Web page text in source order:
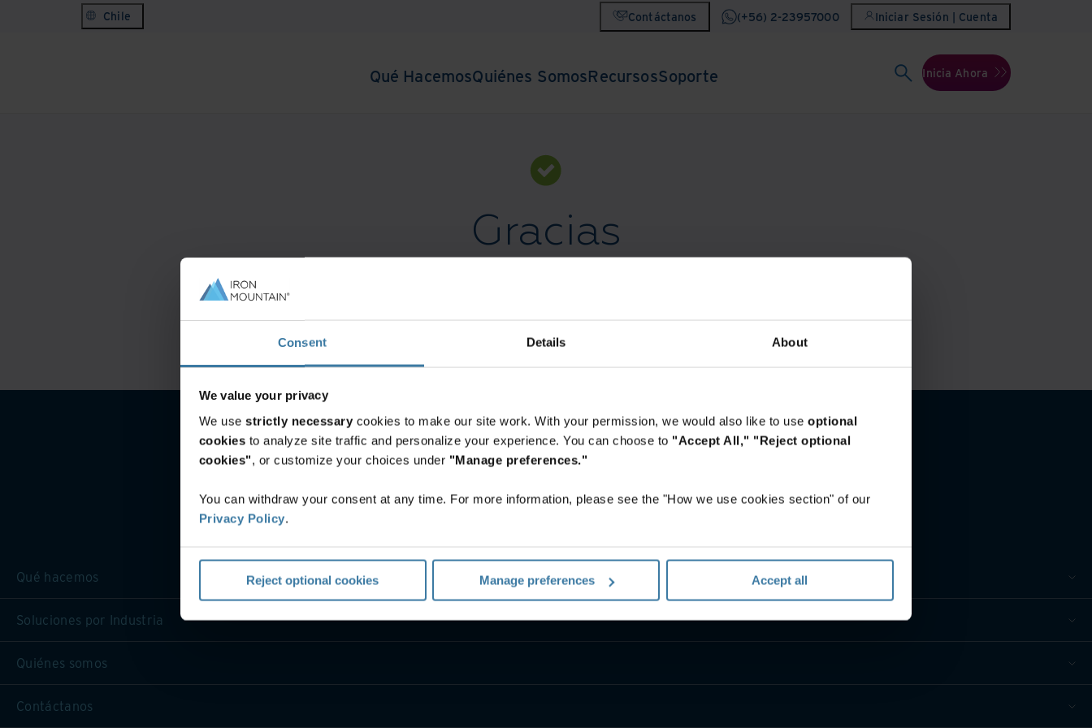
Consent Details About
We value your privacy
We use strictly necessary cookies to make our site work. With your permission, we would also like to use optional
cookies to analyze site traffic and personalize your experience. You can choose to "Accept All," "Reject optional
cookies", or customize your choices under "Manage preferences."
You can withdraw your consent at any time. For more information, please see the "How we use cookies section" of our
Privacy Policy.
Reject optional cookies Manage preferences Accept all
Chile Contáctanos (+56) 2-23957000 Iniciar Sesión | Cuenta
Qué HacemosQuiénes SomosRecursosSoporte Inicia Ahora
Gracias
Para obtener asistencia de Servicio al Cliente, llama al(+56) 2-3957000.
Explora el contenido de DXP
Qué hacemos
Soluciones por Industria
Quiénes somos
Contáctanos